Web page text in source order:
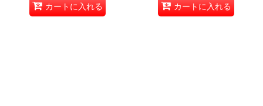
カートに入れる カートに入れる